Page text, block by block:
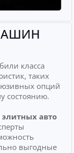
класса
таких
опций
состоянию.
авто
выгодные